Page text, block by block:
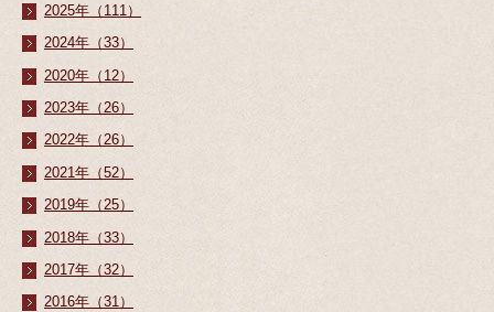
2025年（111）
2024年（33）
2020年（12）
2023年（26）
2022年（26）
2021年（52）
2019年（25）
2018年（33）
2017年（32）
2016年（31）